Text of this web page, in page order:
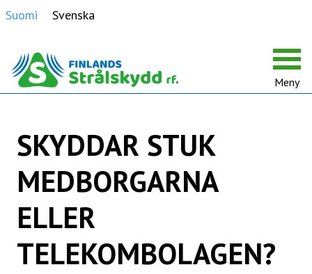
Suomi Svenska
Meny
SKYDDAR STUK
MEDBORGARNA
ELLER
TELEKOMBOLAGEN?